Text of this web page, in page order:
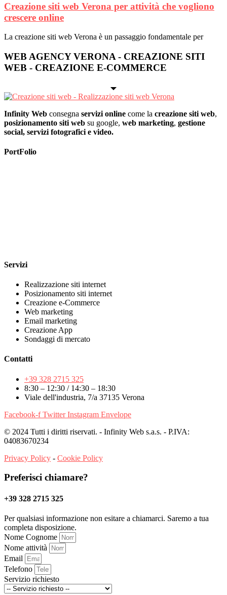
Creazione siti web Verona per attività che vogliono
crescere online
La creazione siti web Verona è un passaggio fondamentale per
WEB AGENCY VERONA - CREAZIONE SITI
WEB - CREAZIONE E-COMMERCE
Infinity Web consegna servizi online come la creazione siti web,
posizionamento siti web su google, web marketing, gestione
social, servizi fotografici e video.
PortFolio
Servizi
Realizzazione siti internet
Posizionamento siti internet
Creazione e-Commerce
Web marketing
Email marketing
Creazione App
Sondaggi di mercato
Contatti
+39 328 2715 325
8:30 – 12:30 / 14:30 – 18:30
Viale dell'industria, 7/a 37135 Verona
Facebook-f Twitter Instagram Envelope
© 2024 Tutti i diritti riservati. - Infinity Web s.a.s. - P.IVA:
04083670234
Privacy Policy - Cookie Policy
Preferisci chiamare?
+39 328 2715 325
Per qualsiasi informazione non esitare a chiamarci. Saremo a tua
completa disposizione.
Nome Cognome
Nome attività
Email
Telefono
Servizio richiesto